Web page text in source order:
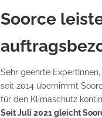
Soorce
Sehr geehrte ExpertInnen,
seit 2014 übernimmt
für den Klimaschutz
Seit Juli 2021 gleicht